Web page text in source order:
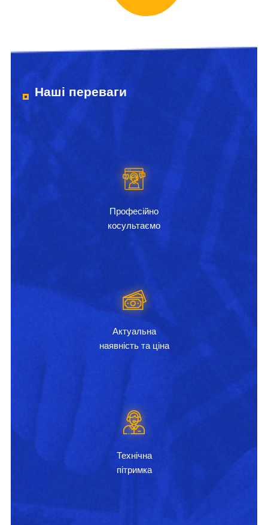
Наші переваги
Професійно
косультаємо
Актуальна
наявність та ціна
Технічна
пітримка